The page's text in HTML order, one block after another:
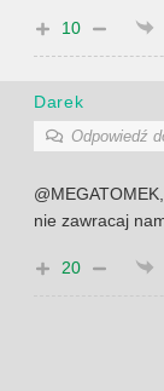
10
Darek
Odpowiedź
nie zawracaj
20